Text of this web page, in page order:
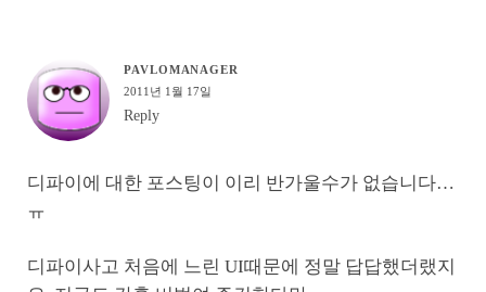
PAVLOMANAGER
2011년 1월 17일
Reply
디파이에 대한 포스팅이 이리 반가울수가 없습니다…
ㅠ
디파이사고 처음에 느린 UI때문에 정말 답답했더랬지